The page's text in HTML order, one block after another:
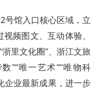
号馆入口核心区域，立
频图文、互动体验、
里文化圈”、浙江文旅
”“唯一艺术”“唯物科
企业最新成果，进一步